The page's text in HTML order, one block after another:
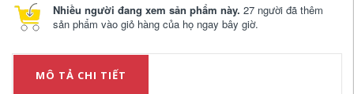
Nhiều người đang xem sản phẩm này. 27 người đã thêm
sản phẩm vào giỏ hàng của họ ngay bây giờ.
MÔ TẢ CHI TIẾT